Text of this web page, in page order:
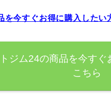
を今すぐお得に購入したい
ジム24の商品を今すぐ
こちら